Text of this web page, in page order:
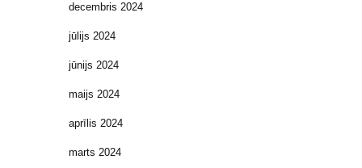
decembris 2024
jūlijs 2024
jūnijs 2024
maijs 2024
aprīlis 2024
marts 2024